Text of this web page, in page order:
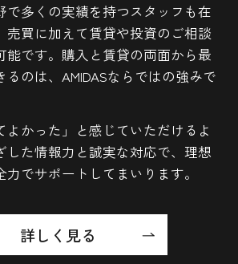
で多くの実績を持つスタッフも在
売買に加えて賃貸や投資のご相談
能です。購入と賃貸の両面から最
のは、AMIDASならではの強みで
よかった」と感じていただけるよ
した情報力と誠実な対応で、理想
でサポートしてまいります。
詳しく見る